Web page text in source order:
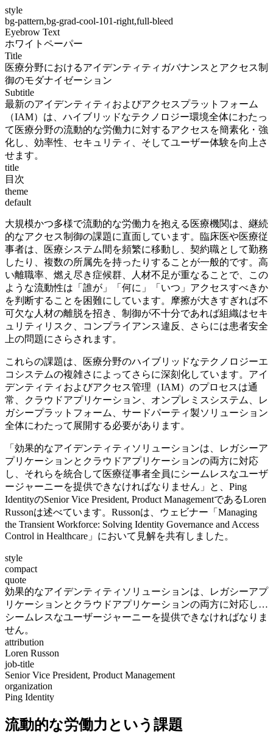
style
bg-pattern,bg-grad-cool-101-right,full-bleed
Eyebrow Text
ホワイトペーパー
Title
医療分野におけるアイデンティティガバナンスとアクセス制
御のモダナイゼーション
Subtitle
最新のアイデンティティおよびアクセスプラットフォーム
（IAM）は、ハイブリッドなテクノロジー環境全体にわたっ
て医療分野の流動的な労働力に対するアクセスを簡素化・強
化し、効率性、セキュリティ、そしてユーザー体験を向上さ
せます。
title
目次
theme
default
大規模かつ多様で流動的な労働力を抱える医療機関は、継続
的なアクセス制御の課題に直面しています。臨床医や医療従
事者は、医療システム間を頻繁に移動し、契約職として勤務
したり、複数の所属先を持ったりすることが一般的です。高
い離職率、燃え尽き症候群、人材不足が重なることで、この
ような流動性は「誰が」「何に」「いつ」アクセスすべきか
を判断することを困難にしています。摩擦が大きすぎれば不
可欠な人材の離脱を招き、制御が不十分であれば組織はセキ
ュリティリスク、コンプライアンス違反、さらには患者安全
上の問題にさらされます。
これらの課題は、医療分野のハイブリッドなテクノロジーエ
コシステムの複雑さによってさらに深刻化しています。アイ
デンティティおよびアクセス管理（IAM）のプロセスは通
常、クラウドアプリケーション、オンプレミスシステム、レ
ガシープラットフォーム、サードパーティ製ソリューション
全体にわたって展開する必要があります。
「効果的なアイデンティティソリューションは、レガシーア
プリケーションとクラウドアプリケーションの両方に対応
し、それらを統合して医療従事者全員にシームレスなユーザ
ージャーニーを提供できなければなりません」と、Ping
IdentityのSenior Vice President, Product ManagementであるLoren
Russonは述べています。Russonは、ウェビナー「Managing
the Transient Workforce: Solving Identity Governance and Access
Control in Healthcare」において見解を共有しました。
style
compact
quote
効果的なアイデンティティソリューションは、レガシーアプ
リケーションとクラウドアプリケーションの両方に対応し…
シームレスなユーザージャーニーを提供できなければなりま
せん。
attribution
Loren Russon
job-title
Senior Vice President, Product Management
organization
Ping Identity
流動的な労働力という課題